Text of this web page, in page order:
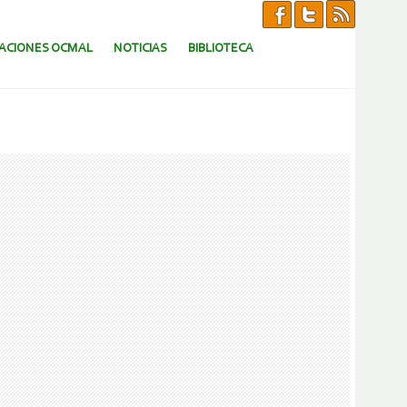
OCMAL NOTICIAS BIBLIOTECA